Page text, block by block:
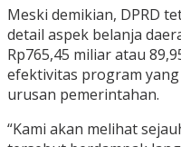
Meski demikian, DPRD
detail aspek belanja
Rp765,45 miliar atau
efektivitas program
urusan pemerintahan.
“Kami akan melihat